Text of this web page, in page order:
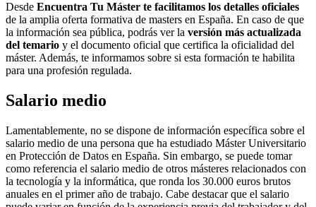
Desde Encuentra Tu Máster te facilitamos los detalles oficiales
de la amplia oferta formativa de masters en España. En caso de que
la información sea pública, podrás ver la versión más actualizada
del temario y el documento oficial que certifica la oficialidad del
máster. Además, te informamos sobre si esta formación te habilita
para una profesión regulada.
Salario medio
Lamentablemente, no se dispone de información específica sobre el
salario medio de una persona que ha estudiado Máster Universitario
en Protección de Datos en España. Sin embargo, se puede tomar
como referencia el salario medio de otros másteres relacionados con
la tecnología y la informática, que ronda los 30.000 euros brutos
anuales en el primer año de trabajo. Cabe destacar que el salario